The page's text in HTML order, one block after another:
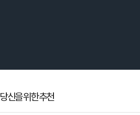
당신을 위한 추천